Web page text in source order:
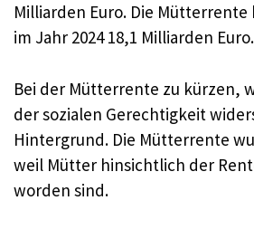
Milliarden Euro. Die
im Jahr 2024 18,1 Milliarden Euro.
Bei der Mütterrente zu kürzen,
der sozialen Gerechtigkeit
Hintergrund. Die Mütterrente
weil Mütter hinsichtlich der
worden sind.